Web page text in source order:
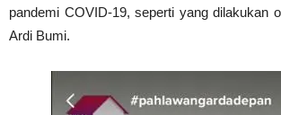
pandemi COVID-19, seperti yang dilakukan
Ardi Bumi.